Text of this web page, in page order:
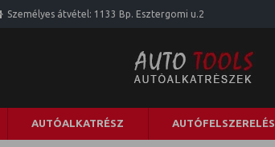
Személyes átvétel: 1133 Bp. Esztergomi u.2
AUTÓALKATRÉSZ AUTÓFELSZERELÉS